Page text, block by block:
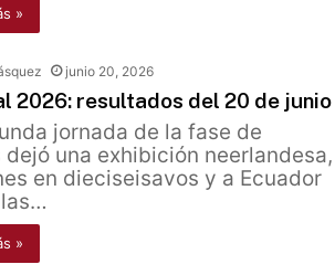
»
junio 20, 2026
2026: resultados del 20 de junio
jornada de la fase de
dejó una exhibición neerlandesa,
en dieciseisavos y a Ecuador
»